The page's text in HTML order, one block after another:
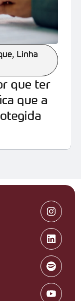
, Linha
que ter
que a